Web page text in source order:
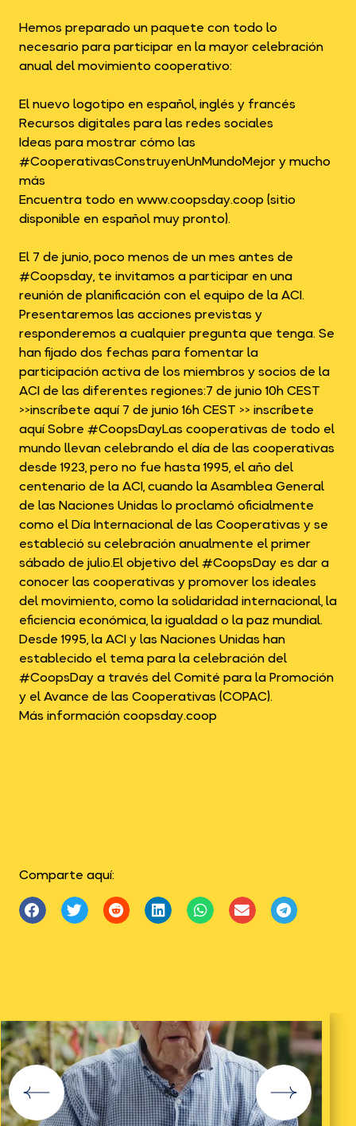
Hemos preparado un paquete con todo lo
necesario para participar en la mayor celebración
anual del movimiento cooperativo:
El nuevo logotipo en español, inglés y francés
Recursos digitales para las redes sociales
Ideas para mostrar cómo las
#CooperativasConstruyenUnMundoMejor y mucho
más
Encuentra todo en www.coopsday.coop (sitio
disponible en español muy pronto).
El 7 de junio, poco menos de un mes antes de
#Coopsday, te invitamos a participar en una
reunión de planificación con el equipo de la ACI.
Presentaremos las acciones previstas y
responderemos a cualquier pregunta que tenga. Se
han fijado dos fechas para fomentar la
participación activa de los miembros y socios de la
ACI de las diferentes regiones:7 de junio 10h CEST
>>inscríbete aquí 7 de junio 16h CEST >> inscríbete
aquí Sobre #CoopsDayLas cooperativas de todo el
mundo llevan celebrando el día de las cooperativas
desde 1923, pero no fue hasta 1995, el año del
centenario de la ACI, cuando la Asamblea General
de las Naciones Unidas lo proclamó oficialmente
como el Día Internacional de las Cooperativas y se
estableció su celebración anualmente el primer
sábado de julio.El objetivo del #CoopsDay es dar a
conocer las cooperativas y promover los ideales
del movimiento, como la solidaridad internacional, la
eficiencia económica, la igualdad o la paz mundial.
Desde 1995, la ACI y las Naciones Unidas han
establecido el tema para la celebración del
#CoopsDay a través del Comité para la Promoción
y el Avance de las Cooperativas (COPAC).
Más información coopsday.coop
Comparte aquí: